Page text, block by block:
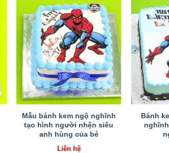
Mẫu bánh kem ngộ nghĩnh
tạo hình người nhện siêu
anh hùng của bé
Liên hệ
Bánh